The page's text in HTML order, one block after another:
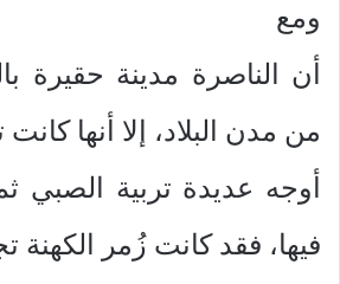
ومع
أن الناصرة مدينة حقيرة
من مدن البلاد، إلا أنها
أوجه عديدة تربية الصبي
فيها، فقد كانت زُمر الكهنة